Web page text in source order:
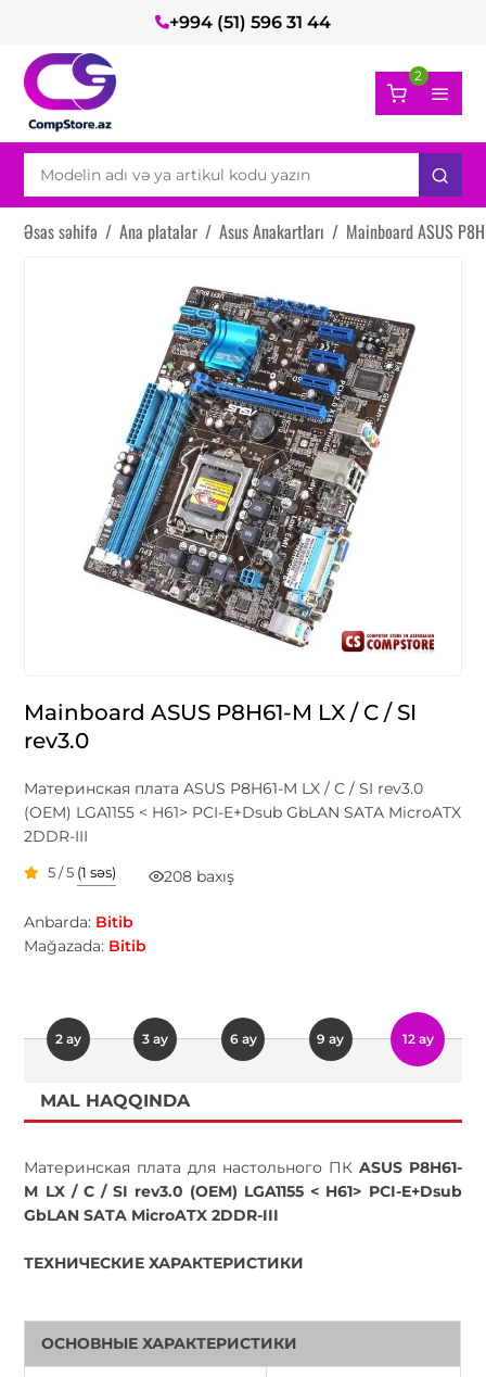
+994 (51) 596 31 44
2
Əsas səhifə / Ana platalar / Asus Anakartları / Mainboard ASUS
Mainboard ASUS P8H61-M LX / C / SI
rev3.0
Материнская плата ASUS P8H61-M LX / C / SI rev3.0
(OEM) LGA1155 < H61> PCI-E+Dsub GbLAN SATA MicroATX
2DDR-III
5 / 5 (1 səs) 208 baxış
Anbarda: Bitib
Mağazada: Bitib
2 ay 3 ay 6 ay 9 ay 12 ay
MAL HAQQINDA
Материнская плата для настольного ПК ASUS P8H61-
M LX / C / SI rev3.0 (OEM) LGA1155 < H61> PCI-E+Dsub
GbLAN SATA MicroATX 2DDR-III
ТЕХНИЧЕСКИЕ ХАРАКТЕРИСТИКИ
ОСНОВНЫЕ ХАРАКТЕРИСТИКИ